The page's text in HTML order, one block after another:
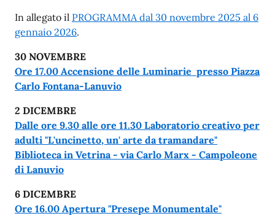
In allegato il PROGRAMMA dal 30 novembre 2025 al 6
gennaio 2026.
30 NOVEMBRE
Ore 17.00 Accensione delle Luminarie presso Piazza
Carlo Fontana-Lanuvio
2 DICEMBRE
Dalle ore 9.30 alle ore 11.30 Laboratorio creativo per
adulti "L'uncinetto, un' arte da tramandare"
Biblioteca in Vetrina - via Carlo Marx - Campoleone
di Lanuvio
6 DICEMBRE
Ore 16.00 Apertura "Presepe Monumentale"